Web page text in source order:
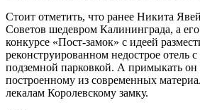
Стоит отметить, что ранее Никита
Советов шедевром Калининграда, а
конкурсе «Пост-замок» с идеей
реконструированном недострое отель
подземной парковкой. А примыкать
построенному из современных
лекалам Королевскому замку.